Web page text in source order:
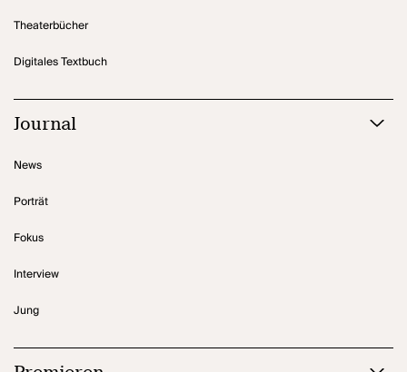
Theaterbücher
Digitales Textbuch
Journal
News
Porträt
Fokus
Interview
Jung